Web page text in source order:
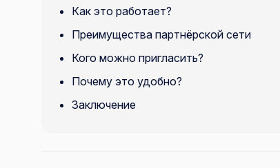
Как это работает?
Преимущества партнёрской сети
Кого можно пригласить?
Почему это удобно?
Заключение